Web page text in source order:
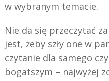
w wybranym temacie.
Nie da się przeczytać
jest, żeby szły one w
czytanie dla samego
bogatszym – najwyżej